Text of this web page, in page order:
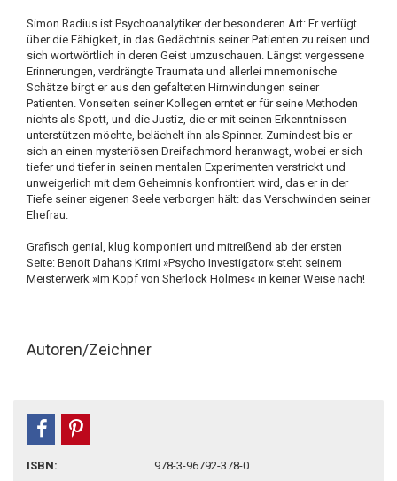
Simon Radius ist Psychoanalytiker der besonderen Art: Er verfügt
über die Fähigkeit, in das Gedächtnis seiner Patienten zu reisen und
sich wortwörtlich in deren Geist umzuschauen. Längst vergessene
Erinnerungen, verdrängte Traumata und allerlei mnemonische
Schätze birgt er aus den gefalteten Hirnwindungen seiner
Patienten. Vonseiten seiner Kollegen erntet er für seine Methoden
nichts als Spott, und die Justiz, die er mit seinen Erkenntnissen
unterstützen möchte, belächelt ihn als Spinner. Zumindest bis er
sich an einen mysteriösen Dreifachmord heranwagt, wobei er sich
tiefer und tiefer in seinen mentalen Experimenten verstrickt und
unweigerlich mit dem Geheimnis konfrontiert wird, das er in der
Tiefe seiner eigenen Seele verborgen hält: das Verschwinden seiner
Ehefrau.
Grafisch genial, klug komponiert und mitreißend ab der ersten
Seite: Benoit Dahans Krimi »Psycho Investigator« steht seinem
Meisterwerk »Im Kopf von Sherlock Holmes« in keiner Weise nach!
Autoren/Zeichner
teilen
ISBN:
978-3-96792-378-0